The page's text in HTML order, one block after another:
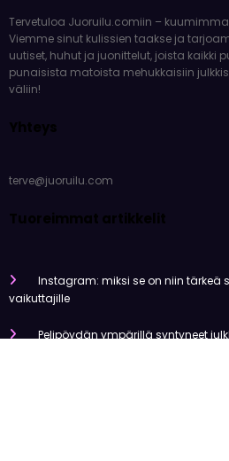
Tervetuloa Juoruilu.comiin –
Viemme sinut kulissien taakse ja
uutiset, huhut ja juonittelut, joista kaikki
punaisista matoista mehukkaisiin
väliin!
Yhteys
terve@juoruilu.com
Tuoreimmat artikkelit
Instagram: miksi se on niin tärkeä
vaikuttajille
Pelipöydän ympärillä syntyneet